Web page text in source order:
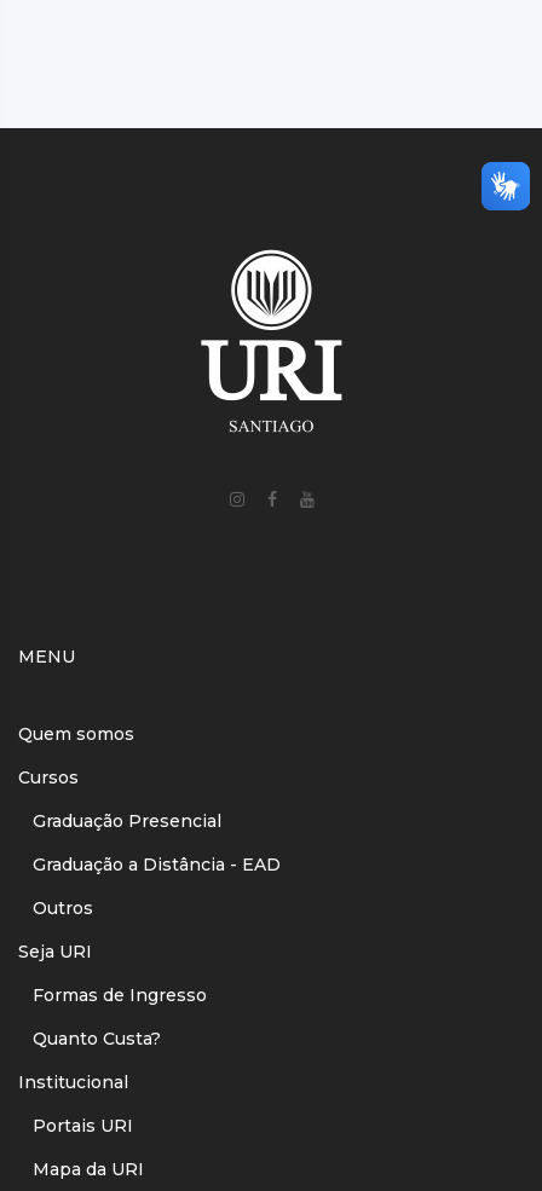
MENU
Quem somos
Cursos
Graduação Presencial
Graduação a Distância - EAD
Outros
Seja URI
Formas de Ingresso
Quanto Custa?
Institucional
Portais URI
Mapa da URI